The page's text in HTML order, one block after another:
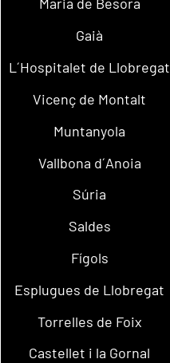
Maria de Besora
Gaià
L´Hospitalet de Llobregat
Vicenç de Montalt
Muntanyola
Vallbona d´Anoia
Súria
Saldes
Fígols
Esplugues de Llobregat
Torrelles de Foix
Castellet i la Gornal